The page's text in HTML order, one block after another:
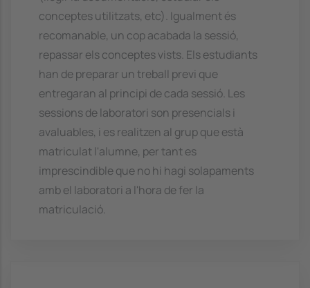
conceptes utilitzats, etc). Igualment és
recomanable, un cop acabada la sessió,
repassar els conceptes vists. Els estudiants
han de preparar un treball previ que
entregaran al principi de cada sessió. Les
sessions de laboratori son presencials i
avaluables, i es realitzen al grup que està
matriculat l'alumne, per tant es
imprescindible que no hi hagi solapaments
amb el laboratori a l'hora de fer la
matriculació.